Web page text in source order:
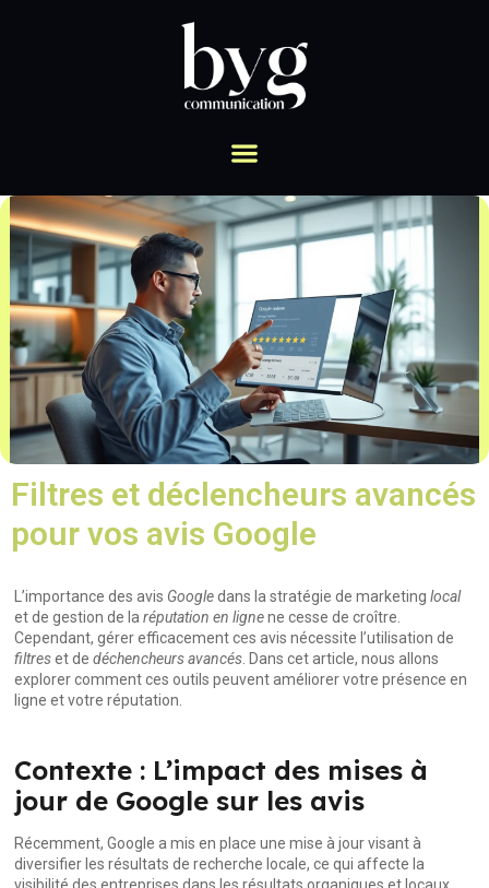
Filtres et déclencheurs avancés
pour vos avis Google
L’importance des avis Googledans la stratégie de marketinglocal
et de gestion de laréputation en lignene cesse de croître.
Cependant, gérer efficacement ces avis nécessite l’utilisation de
filtreset dedéchencheurs avancés . Dans cet article, nous allons
explorer comment ces outils peuvent améliorer votre présence en
ligne et votre réputation.
Contexte : L’impact des mises à
jour de Google sur les avis
Récemment, Google a mis en place une mise à jour visant à
diversifier les résultats de recherche locale, ce qui affecte la